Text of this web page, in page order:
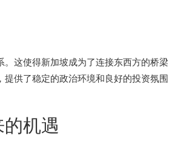
这使得新加坡成为了连接东西方的桥梁
供了稳定的政治环境和良好的投资氛围
机遇